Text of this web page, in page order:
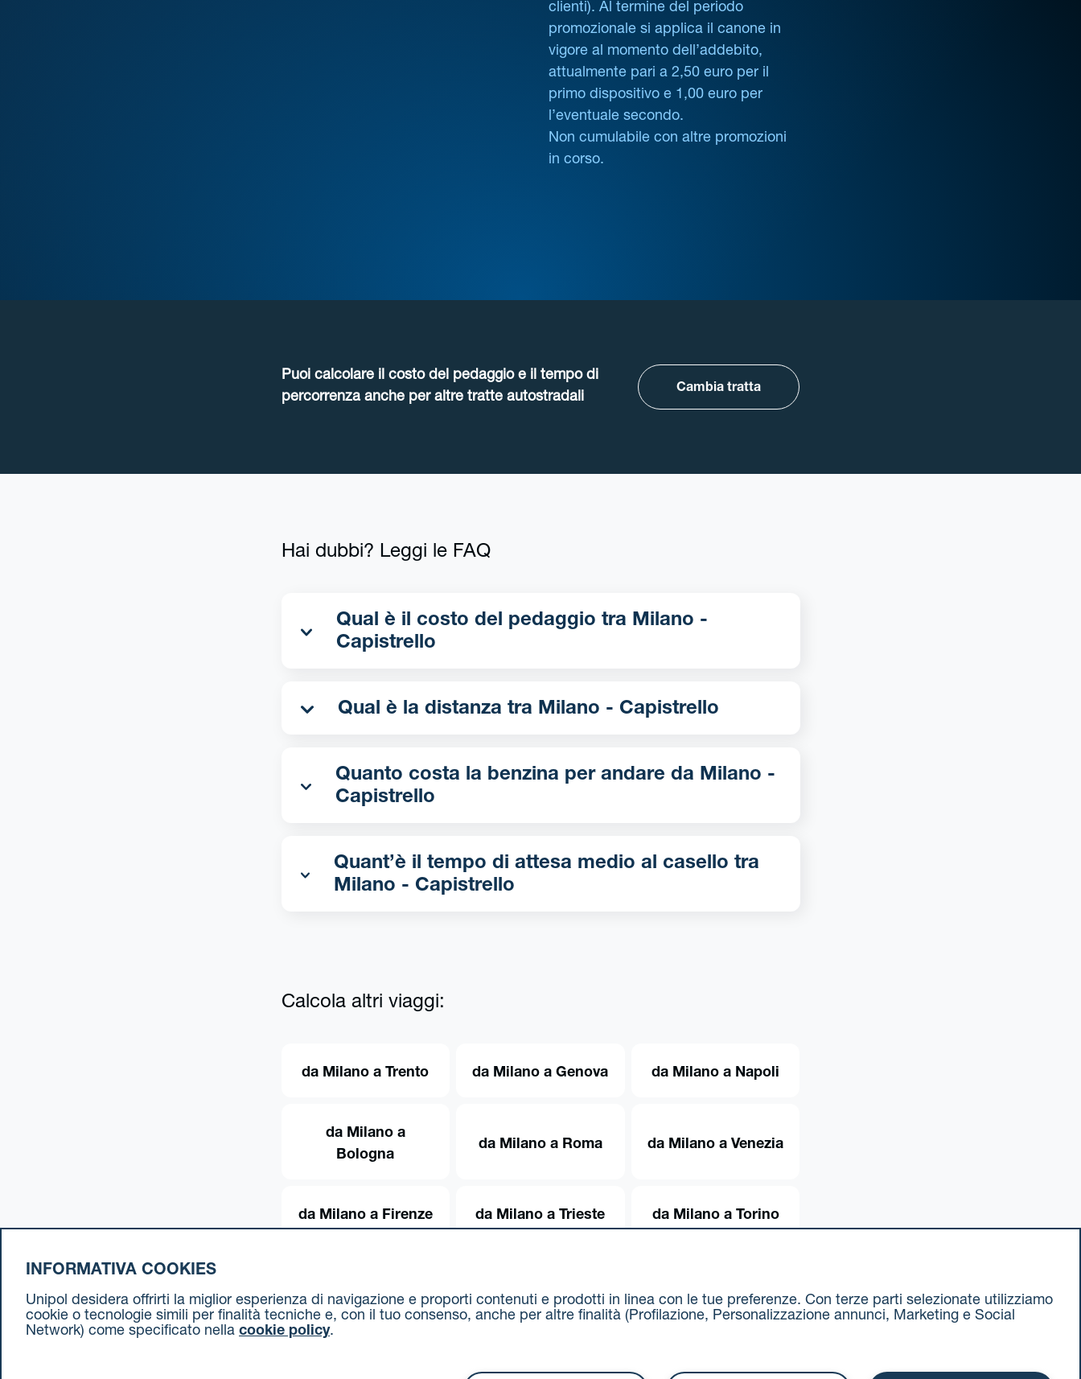
clienti). Al termine del periodo
promozionale si applica il canone in
vigore al momento dell’addebito,
attualmente pari a 2,50 euro per il
primo dispositivo e 1,00 euro per
l’eventuale secondo.
Non cumulabile con altre promozioni
in corso.
Puoi calcolare il costo del pedaggio e il tempo di
percorrenza anche per altre tratte autostradali
Cambia tratta
Hai dubbi? Leggi le FAQ
Qual è il costo del pedaggio tra Milano -
Capistrello
Qual è la distanza tra Milano - Capistrello
Quanto costa la benzina per andare da Milano -
Capistrello
Quant’è il tempo di attesa medio al casello tra
Milano - Capistrello
Calcola altri viaggi:
da Milano a Trento da Milano a Genova da Milano a Napoli
da Milano a
Bologna
da Milano a Roma da Milano a Venezia
da Milano a Firenze da Milano a Trieste da Milano a Torino
INFORMATIVA COOKIES
Unipol desidera offrirti la miglior esperienza di navigazione e proporti contenuti e prodotti in linea con le tue preferenze. Con terze parti selezionate utilizziamo
cookie o tecnologie simili per finalità tecniche e, con il tuo consenso, anche per altre finalità (Profilazione, Personalizzazione annunci, Marketing e Social
Network) come specificato nella cookie policy.